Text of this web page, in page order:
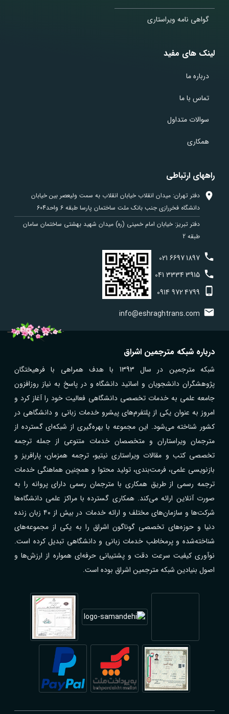
گواهی نامه ویراستاری
لینک های مفید
درباره ما
تماس با ما
سوالات متداول
همکاری
راههای ارتباطی
دفتر تهران: میدان انقلاب خیابان انقلاب به سمت ولیعصر بین خیابان
دانشگاه فخررازی جنب بانک ملت ساختمان پارسا طبقه 6 واحد604
دفتر تبریز: خیابان امام خمینی (ره) میدان شهید بهشتی ساختمان سامان
طبقه 2
021 66971897
041 33343915
0914 9724799
info@eshraghtrans.com
درباره شبکه مترجمین اشراق
شبکه مترجمین در سال 1393 با هدف همراهی با فرهیختگان
پژوهشگران دانشجویان و اساتید دانشگاه و در پاسخ به نیاز روزافزون
جامعه علمی به خدمات تخصصی دانشگاهی فعالیت خود را آغاز کرد و
امروز به عنوان یکی از پلتفرم‌های پیشرو خدمات زبانی و دانشگاهی در
کشور شناخته می‌شود. این مجموعه با بهره‌گیری از شبکه‌ای گسترده از
مترجمان ویراستاران و متخصصان خدمات متنوعی از جمله ترجمه
تخصصی کتب و مقالات ویراستاری نیتیو، ترجمه همزمان، پارافریز و
بازنویسی علمی، فرمت‌بندی، تولید محتوا و همچنین هماهنگی خدمات
ترجمه رسمی از طریق همکاری با مترجمان رسمی دارای پروانه را به
صورت آنلاین ارائه می‌کند. همکاری گسترده با مراکز علمی دانشگاه‌ها
شرکت‌ها و سازمان‌های مختلف و ارائه خدمات در بیش از ۴۰ زبان زنده
دنیا و حوزه‌های تخصصی گوناگون اشراق را به یکی از مجموعه‌های
شناخته‌شده و پرمخاطب خدمات زبانی و دانشگاهی تبدیل کرده است.
نوآوری کیفیت سرعت دقت و پشتیبانی حرفه‌ای همواره از ارزش‌ها و
اصول بنیادین شبکه مترجمین اشراق بوده است.